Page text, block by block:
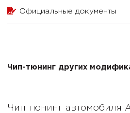
Официальные документы
Чип-тюнинг других
Чип тюнинг автомобиля